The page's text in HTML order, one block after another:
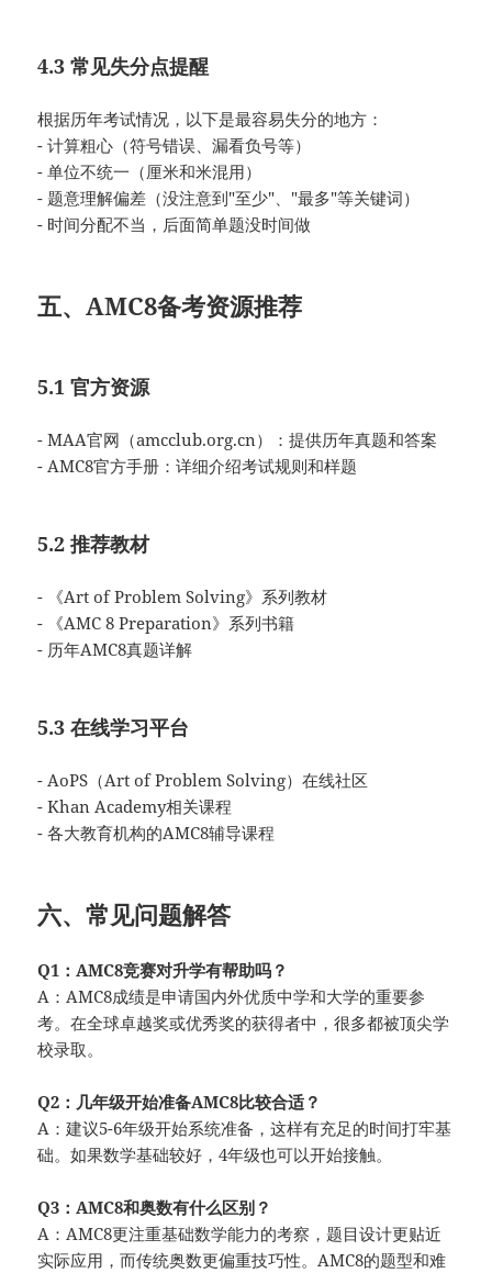
4.3 常见失分点提醒
根据历年考试情况，以下是最容易失分的地方：
- 计算粗心（符号错误、漏看负号等）
- 单位不统一（厘米和米混用）
- 题意理解偏差（没注意到"至少"、"最多"等关键词）
- 时间分配不当，后面简单题没时间做
五、AMC8备考资源推荐
5.1 官方资源
- MAA官网（amcclub.org.cn）：提供历年真题和答案
- AMC8官方手册：详细介绍考试规则和样题
5.2 推荐教材
- 《Art of Problem Solving》系列教材
- 《AMC 8 Preparation》系列书籍
- 历年AMC8真题详解
5.3 在线学习平台
- AoPS（Art of Problem Solving）在线社区
- Khan Academy相关课程
- 各大教育机构的AMC8辅导课程
六、常见问题解答
Q1：AMC8竞赛对升学有帮助吗？
A：AMC8成绩是申请国内外优质中学和大学的重要参
考。在全球卓越奖或优秀奖的获得者中，很多都被顶尖学
校录取。
Q2：几年级开始准备AMC8比较合适？
A：建议5-6年级开始系统准备，这样有充足的时间打牢基
础。如果数学基础较好，4年级也可以开始接触。
Q3：AMC8和奥数有什么区别？
A：AMC8更注重基础数学能力的考察，题目设计更贴近
实际应用，而传统奥数更偏重技巧性。AMC8的题型和难